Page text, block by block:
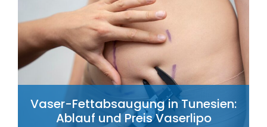
Vaser-Fettabsaugung in Tunesien:
Ablauf und Preis Vaserlipo